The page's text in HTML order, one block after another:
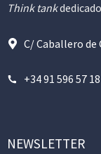
Think tank
C/ Caballero de
+34 91 596 57 18
NEWSLETTER